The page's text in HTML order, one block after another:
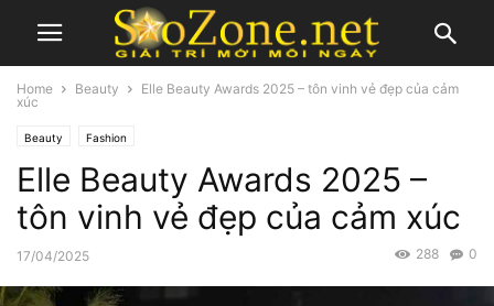
Home Beauty
Elle Beauty Awards 2025 – tôn vinh vẻ đẹp của cảm
xúc
Beauty Fashion
Elle Beauty Awards 2025 –
tôn vinh vẻ đẹp của cảm xúc
17/04/2025 0
288